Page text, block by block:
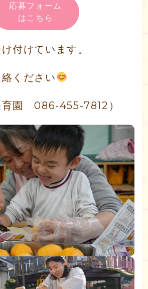
応募フォーム
はこちら
付けています。
ください
育園 086-455-7812）